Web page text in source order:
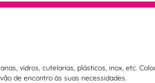
vidros, cutelarias, plásticos, inox, etc.
de encontro às suas necessidades.